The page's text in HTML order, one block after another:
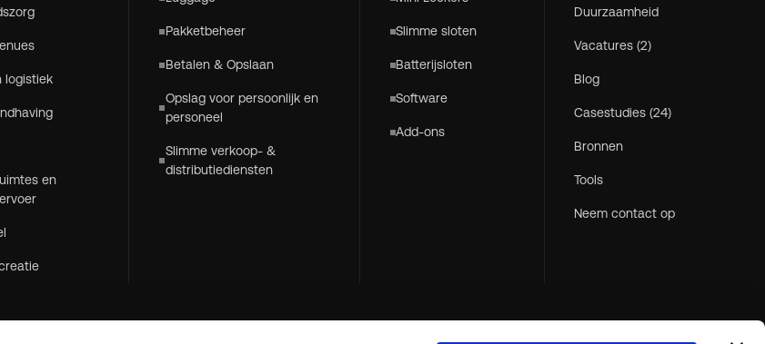
logistiek
en
Pakketbeheer
Betalen & Opslaan
Opslag voor persoonlijk en
personeel
Slimme verkoop- &
distributiediensten
Slimme sloten
Batterijsloten
Software
Add-ons
Duurzaamheid
Vacatures (2)
Blog
Casestudies (24)
Bronnen
Tools
Neem contact op